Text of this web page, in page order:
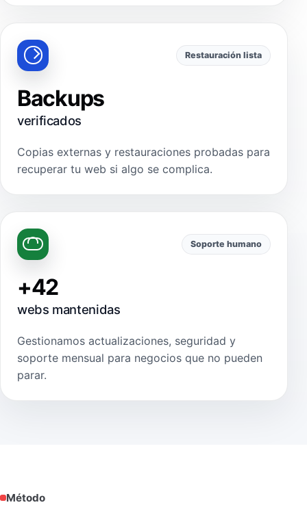
Restauración lista
Backups
verificados
Copias externas y restauraciones probadas para
recuperar tu web si algo se complica.
Soporte humano
+42
webs mantenidas
Gestionamos actualizaciones, seguridad y
soporte mensual para negocios que no pueden
parar.
Método